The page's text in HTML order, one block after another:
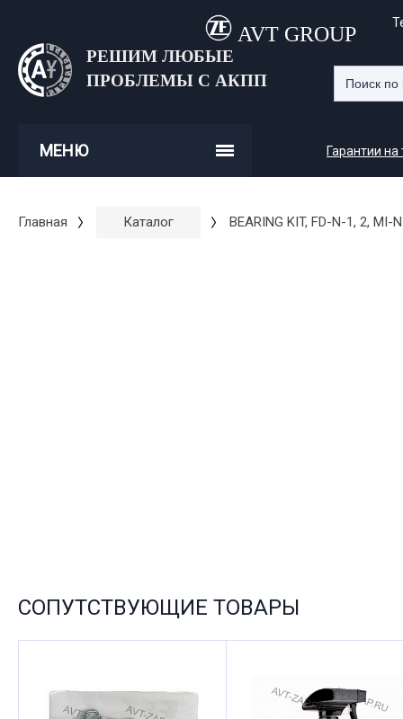
AVT GROUP
РЕШИМ ЛЮБЫЕ
ПРОБЛЕМЫ С АКПП
МЕНЮ Гарантии на
Главная Каталог BEARING KIT, FD-N-1, 2, MI-
СОПУТСТВУЮЩИЕ ТОВАРЫ